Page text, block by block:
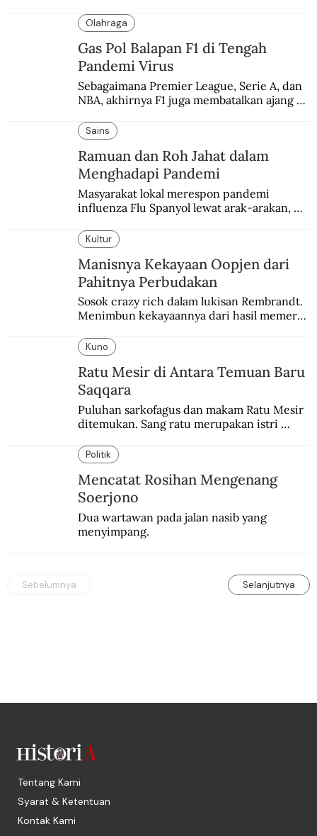
Olahraga
Gas Pol Balapan F1 di Tengah
Pandemi Virus
Sebagaimana Premier League, Serie A, dan
NBA, akhirnya F1 juga membatalkan ajang
enam dekade lampau.
Sains
Ramuan dan Roh Jahat dalam
Menghadapi Pandemi
Masyarakat lokal merespon pandemi
influenza Flu Spanyol lewat arak-arakan,
Kultur
Manisnya Kekayaan Oopjen dari
Pahitnya Perbudakan
Sosok crazy rich dalam lukisan Rembrandt.
Menimbun kekayaannya dari hasil memeras
Kuno
Ratu Mesir di Antara Temuan Baru
Saqqara
Puluhan sarkofagus dan makam Ratu Mesir
ditemukan. Sang ratu merupakan istri
sebelumnya keberadaannya tak pernah
diketahui.
Politik
Mencatat Rosihan Mengenang
Soerjono
Dua wartawan pada jalan nasib yang
menyimpang.
Sebelumnya Selanjutnya
Tentang Kami
Syarat & Ketentuan
Kontak Kami